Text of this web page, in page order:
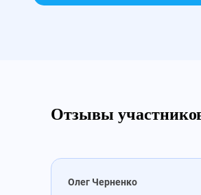
Отзывы
Олег Черненко